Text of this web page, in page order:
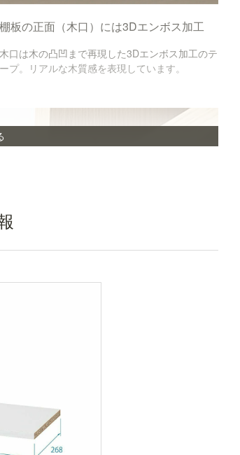
棚板の正面（木口）には3Dエンボス加工
木口は木の凸凹まで再現した3Dエンボス加工のテ
ープ。リアルな木質感を表現しています。
好みの位置に移動できます。※画像はNA色